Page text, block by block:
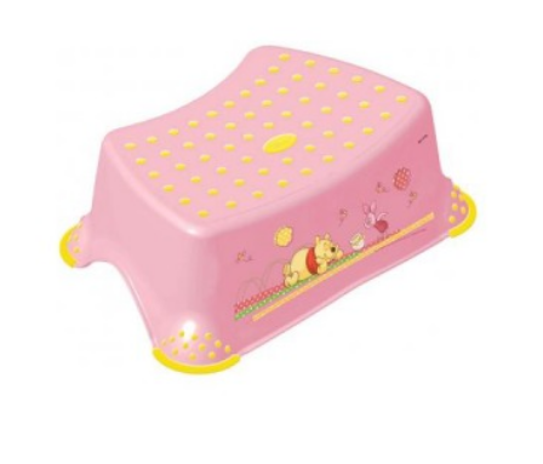
Kadice, noše i adapteri
Hranilice, flašice i cucle
Monitori, Ogradice i tricikli
Posteljine, vrećice i baldahini
Odeća i obuća